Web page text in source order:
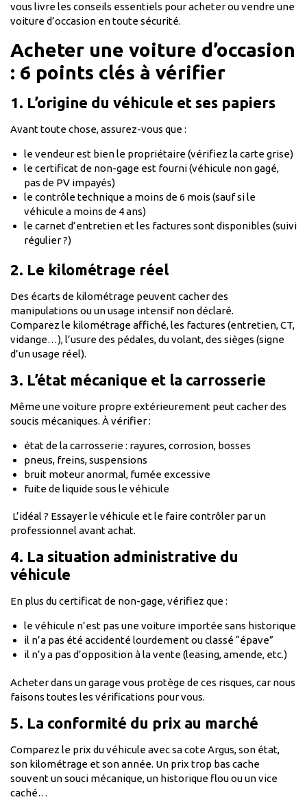
vous livre les conseils essentiels pour acheter ou vendre une
voiture d’occasion en toute sécurité.
Acheter une voiture d’occasion
: 6 points clés à vérifier
1. L’origine du véhicule et ses papiers
Avant toute chose, assurez-vous que :
le vendeur est bien le propriétaire (vérifiez la carte grise)
le certificat de non-gage est fourni (véhicule non gagé,
pas de PV impayés)
le contrôle technique a moins de 6 mois (sauf si le
véhicule a moins de 4 ans)
le carnet d’entretien et les factures sont disponibles (suivi
régulier ?)
2. Le kilométrage réel
Des écarts de kilométrage peuvent cacher des
manipulations ou un usage intensif non déclaré.
Comparez le kilométrage affiché, les factures (entretien, CT,
vidange…), l’usure des pédales, du volant, des sièges (signe
d’un usage réel).
3. L’état mécanique et la carrosserie
Même une voiture propre extérieurement peut cacher des
soucis mécaniques. À vérifier :
état de la carrosserie : rayures, corrosion, bosses
pneus, freins, suspensions
bruit moteur anormal, fumée excessive
fuite de liquide sous le véhicule
L’idéal ? Essayer le véhicule et le faire contrôler par un
professionnel avant achat.
4. La situation administrative du
véhicule
En plus du certificat de non-gage, vérifiez que :
le véhicule n’est pas une voiture importée sans historique
il n’a pas été accidenté lourdement ou classé “épave”
il n’y a pas d’opposition à la vente (leasing, amende, etc.)
Acheter dans un garage vous protège de ces risques, car nous
faisons toutes les vérifications pour vous.
5. La conformité du prix au marché
Comparez le prix du véhicule avec sa cote Argus, son état,
son kilométrage et son année. Un prix trop bas cache
souvent un souci mécanique, un historique flou ou un vice
caché…